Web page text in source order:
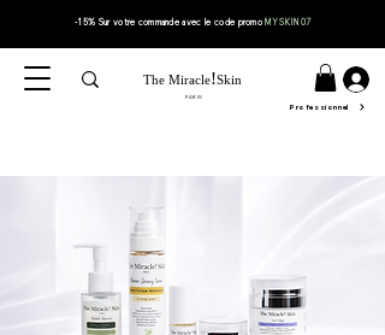
-15% Sur votrecommandeavec le code promoMYSKIN07
The Miracle!Skin
PARIS
Professionnel